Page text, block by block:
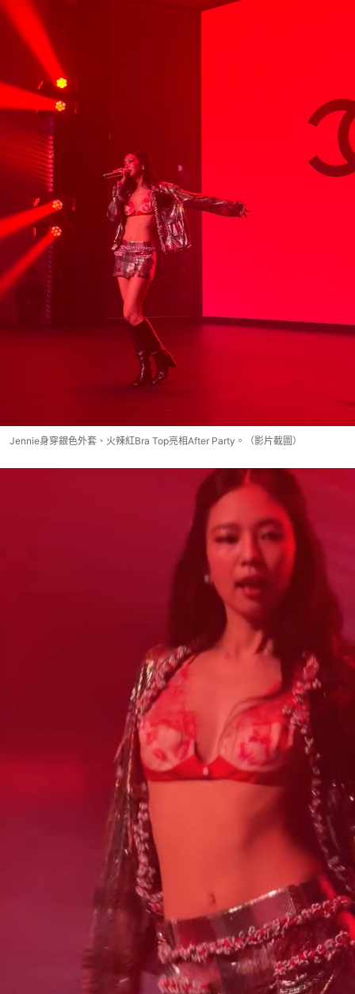
Jennie身穿銀色外套、火辣紅Bra Top亮相After Party。（影片截圖）